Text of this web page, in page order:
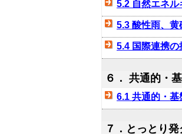
5.2 自然エネル
5.3 酸性雨、黄
5.4 国際連携の
６． 共通的・
6.1 共通的・基
７．とっとり